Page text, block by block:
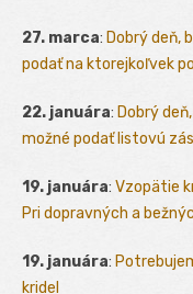
27. marca: Dobrý deň,
podať na ktorejkoľvek
22. januára: Dobrý
možné podať listovú
19. januára: Vzopätie
Pri dopravných a
19. januára:
kridel